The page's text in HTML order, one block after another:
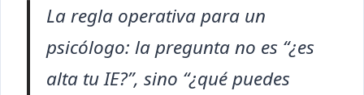
La regla operativa para un
psicólogo: la pregunta no es “¿es
alta tu IE?”, sino “¿qué puedes